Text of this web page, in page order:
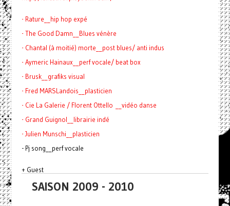
- Rature__hip hop expé
- The Good Damn__Blues vénère
- Chantal (à moitié) morte__post blues/ anti indus
- Aymeric Hainaux__perf vocale/ beat box
- Brusk__grafiks visual
- Fred MARSLandois__plasticien
- Cie La Galerie / Florent Ottello __vidéo danse
- Grand Guignol__librairie indé
- Julien Munschi__plasticien
- Pj song__perf vocale
+ Guest
SAISON 2009 - 2010